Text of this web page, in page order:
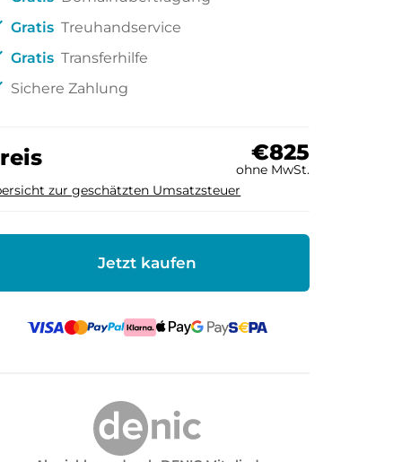
Gratis Treuhandservice
Gratis Transferhilfe
Sichere Zahlung
€825
ohne MwSt.
zur geschätzten Umsatzsteuer
Jetzt kaufen